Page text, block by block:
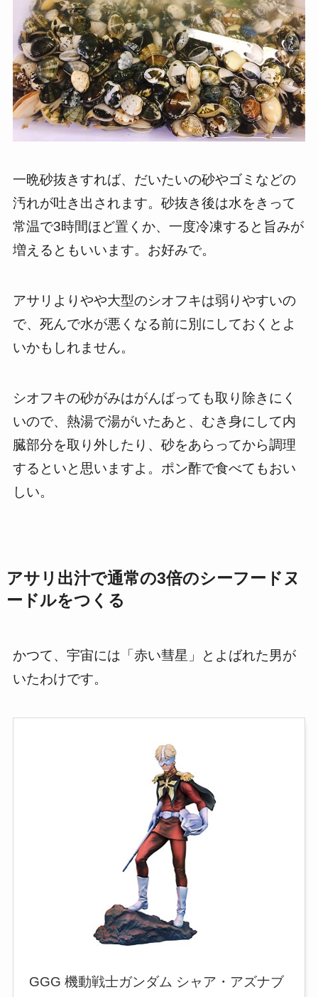
一晩砂抜きすれば、だいたいの砂やゴミなどの
汚れが吐き出されます。砂抜き後は水をきって
常温で3時間ほど置くか、一度冷凍すると旨みが
増えるともいいます。お好みで。
アサリよりやや大型のシオフキは弱りやすいの
で、死んで水が悪くなる前に別にしておくとよ
いかもしれません。
シオフキの砂がみはがんばっても取り除きにく
いので、熱湯で湯がいたあと、むき身にして内
臓部分を取り外したり、砂をあらってから調理
するといと思いますよ。ポン酢で食べてもおい
しい。
アサリ出汁で通常の3倍のシーフードヌ
ードルをつくる
かつて、宇宙には「赤い彗星」とよばれた男が
いたわけです。
GGG 機動戦士ガンダム シャア・アズナブ